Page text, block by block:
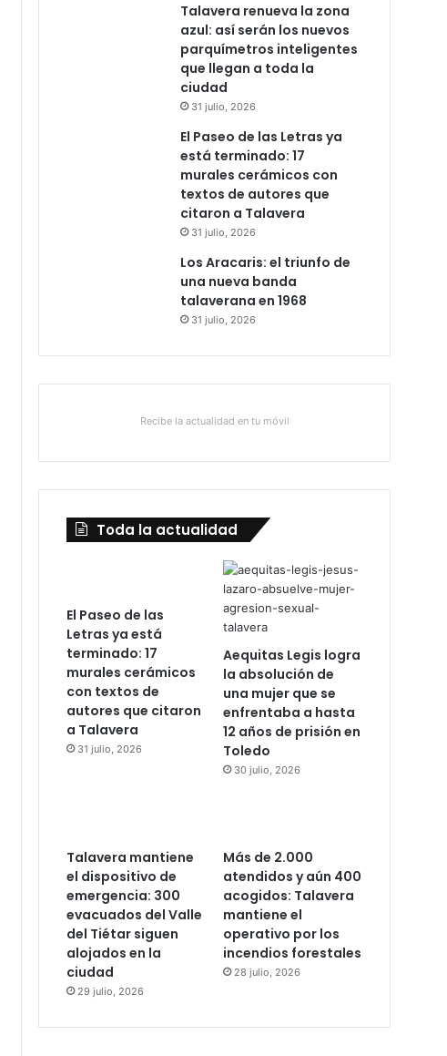
Talavera renueva la zona
azul: así serán los nuevos
parquímetros inteligentes
que llegan a toda la
ciudad
31 julio, 2026
El Paseo de las Letras ya
está terminado: 17
murales cerámicos con
textos de autores que
citaron a Talavera
31 julio, 2026
Los Aracaris: el triunfo de
una nueva banda
talaverana en 1968
31 julio, 2026
Recibe la actualidad en tu móvil
Toda la actualidad
El Paseo de las
Letras ya está
terminado: 17
murales cerámicos
con textos de
autores que citaron
a Talavera
31 julio, 2026
Aequitas Legis logra
la absolución de
una mujer que se
enfrentaba a hasta
12 años de prisión en
Toledo
30 julio, 2026
Talavera mantiene
el dispositivo de
emergencia: 300
evacuados del Valle
del Tiétar siguen
alojados en la
ciudad
29 julio, 2026
Más de 2.000
atendidos y aún 400
acogidos: Talavera
mantiene el
operativo por los
incendios forestales
28 julio, 2026